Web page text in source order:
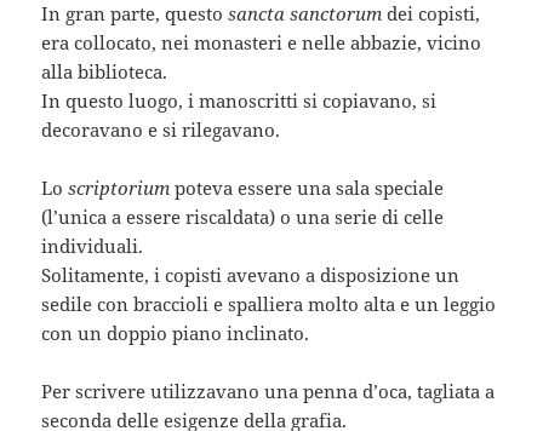
In gran parte, questosancta sanctorum dei copisti,
era collocato, nei monasteri e nelle abbazie, vicino
alla biblioteca.
In questo luogo, i manoscritti si copiavano, si
decoravano e si rilegavano.
Loscriptorium poteva essere una sala speciale
(l’unica a essere riscaldata) o una serie di celle
individuali.
Solitamente, i copisti avevano a disposizione un
sedile con braccioli e spalliera molto alta e un leggio
con un doppio piano inclinato.
Per scrivere utilizzavano una penna d’oca, tagliata a
seconda delle esigenze della grafia.